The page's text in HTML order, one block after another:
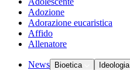
Adozione
Adorazione eucaristica
Affido
Allenatore
News Bioetica Ideologia